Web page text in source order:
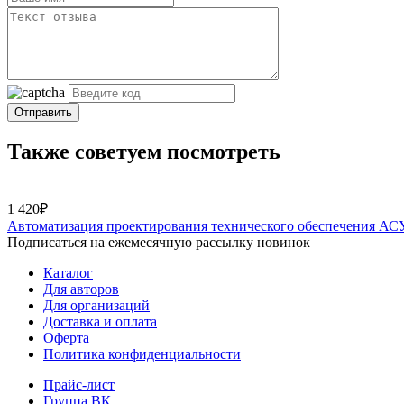
Отправить
Также советуем посмотреть
1 420₽
Автоматизация проектирования технического обеспечения
Подписаться на ежемесячную рассылку новинок
Каталог
Для авторов
Для организаций
Доставка и оплата
Оферта
Политика конфиденциальности
Прайс-лист